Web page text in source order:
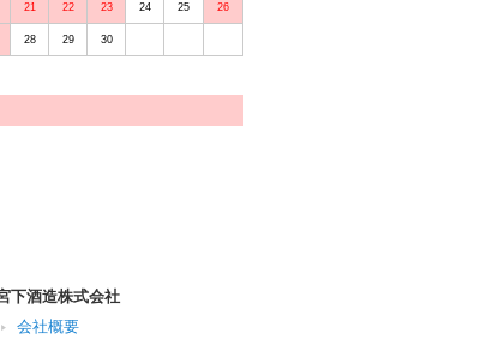
21 22 23 24 25 26
28 29 30
下酒造株式会社
会社概要